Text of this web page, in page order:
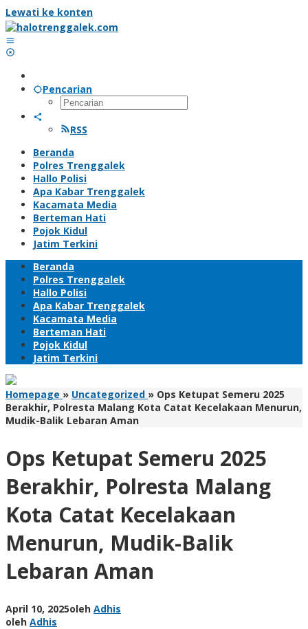
Lewati ke konten
Pencarian
RSS
Beranda
Polres Trenggalek
Hallo Polisi
Apa Kabar Trenggalek
Kacamata Media
Berteman Hati
Pojok Kidul
Jatim Terkini
Beranda
Polres Trenggalek
Hallo Polisi
Apa Kabar Trenggalek
Kacamata Media
Berteman Hati
Pojok Kidul
Jatim Terkini
Homepage » Uncategorized » Ops Ketupat Semeru 2025
Berakhir, Polresta Malang Kota Catat Kecelakaan Menurun,
Mudik-Balik Lebaran Aman
Ops Ketupat Semeru 2025
Berakhir, Polresta Malang
Kota Catat Kecelakaan
Menurun, Mudik-Balik
Lebaran Aman
April 10, 2025oleh Adhis
oleh Adhis